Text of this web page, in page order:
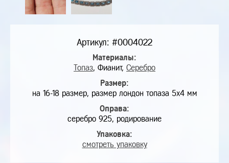
Артикул: #0004022
Материалы:
Топаз, Фианит, Серебро
Размер:
на 16-18 размер, размер лондон топаза 5х4 мм
Оправа:
серебро 925, родирование
Упаковка:
смотреть упаковку